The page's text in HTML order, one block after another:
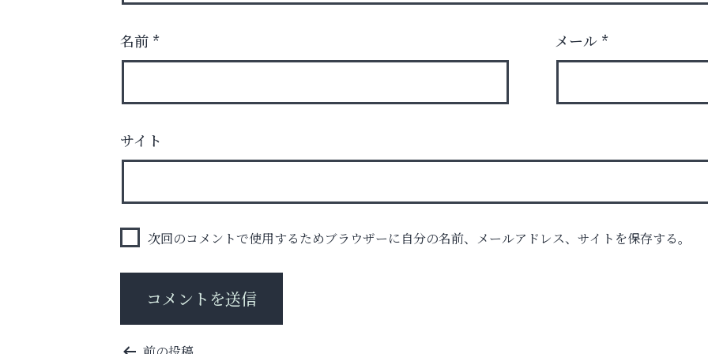
エアコン掃除は“今”が最適
整体院エスコート・芦屋サロ
名前 * メール *
サイト
次回のコメントで使用するためブラウザーに自分の名前、メールアドレス、サイトを保存する。